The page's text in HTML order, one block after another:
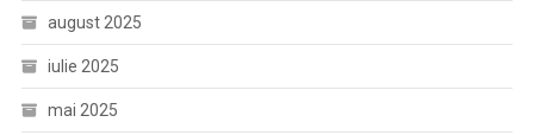
august 2025
iulie 2025
mai 2025